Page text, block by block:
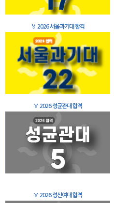
🏅 2026 서울과기대 합격
🏅 2026 성균관대 합격
🏅 2026 성신여대 합격